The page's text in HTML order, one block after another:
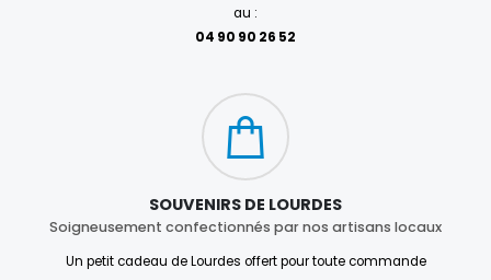
au :
04 90 90 26 52
SOUVENIRS DE LOURDES
Soigneusement confectionnés par nos artisans locaux
Un petit cadeau de Lourdes offert pour toute commande